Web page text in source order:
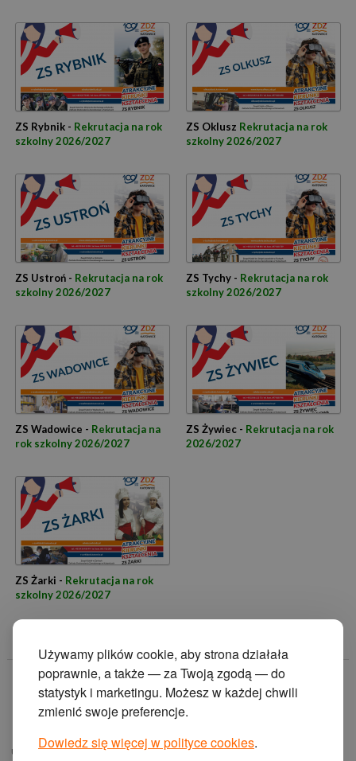
Używamy plików cookie, aby strona działała
poprawnie, a także — za Twoją zgodą — do
statystyk i marketingu. Możesz w każdej chwili
zmienić swoje preferencje.
Dowiedz się więcej w polityce cookies.
ZS Rybnik - Rekrutacja na rok
szkolny 2026/2027
ZS Oklusz Rekrutacja na rok
szkolny 2026/2027
ZS Ustroń - Rekrutacja na rok
szkolny 2026/2027
ZS Tychy - Rekrutacja na rok
szkolny 2026/2027
ZS Wadowice - Rekrutacja na
rok szkolny 2026/2027
ZS Żywiec - Rekrutacja na rok
2026/2027
ZS Żarki - Rekrutacja na rok
szkolny 2026/2027
© 2014 Zakład
Doskonalenia
Zawodowego w
ul. Krasińskiego 2, 40-